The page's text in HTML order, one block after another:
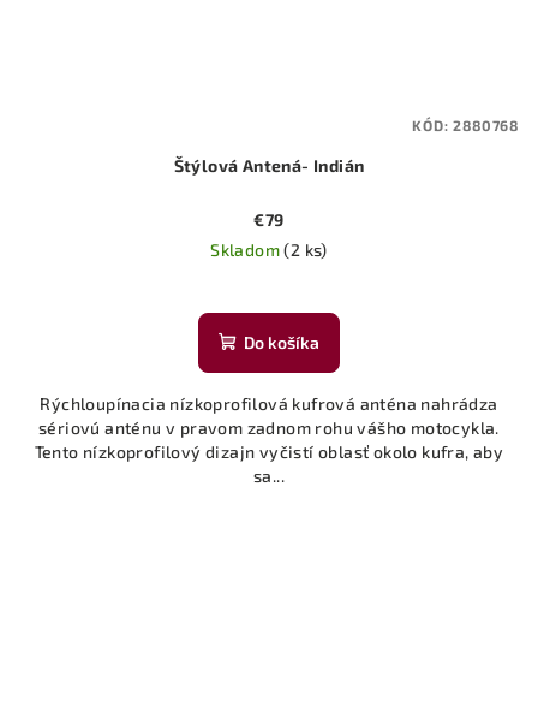
Štýlová Antená- Indián
€79
Skladom(2 ks)
Do košíka
Rýchloupínacia nízkoprofilová kufrová anténa nahrádza
sériovú anténu v pravom zadnom rohu vášho motocykla.
Tento nízkoprofilový dizajn vyčistí oblasť okolo kufra, aby
sa...
KÓD:2880768